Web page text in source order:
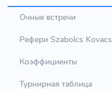
Очные встречи
Рефери Szabolcs Kovacs
Коэффициенты
Турнирная таблица